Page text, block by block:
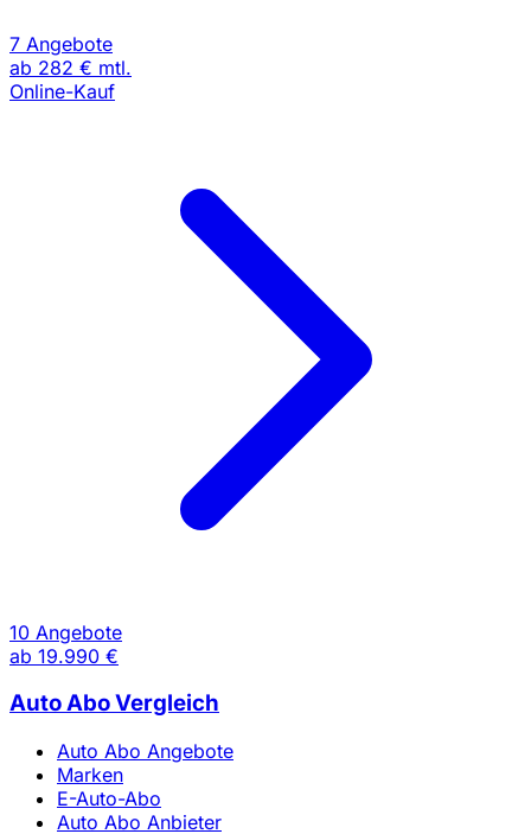
7 Angebote
ab 282 € mtl.
Online-Kauf
10 Angebote
ab 19.990 €
Auto Abo Vergleich
Auto Abo Angebote
Marken
E-Auto-Abo
Auto Abo Anbieter